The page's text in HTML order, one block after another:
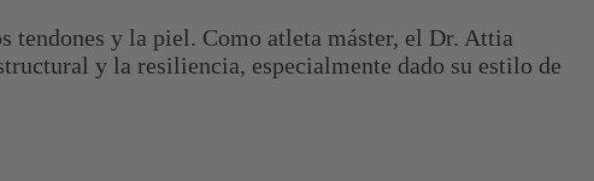
tendones y la piel. Como atleta máster, el Dr. Attia
y la resiliencia, especialmente dado su estilo de